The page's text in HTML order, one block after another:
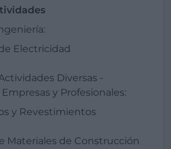
Electricidad
Diversas -
y Profesionales:
y Revestimientos
Materiales de Construcción